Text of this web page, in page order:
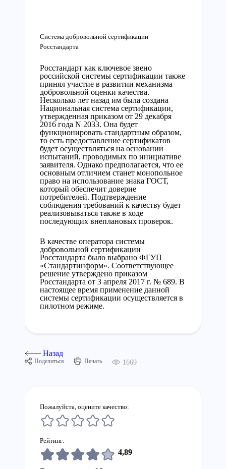
Система добровольной сертификации
Росстандарта
Росстандарт как ключевое звено
российской системы сертификации также
принял участие в развитии механизма
добровольной оценки качества.
Несколько лет назад им была создана
Национальная система сертификации,
утвержденная приказом от 29 декабря
2016 года N 2033. Она будет
функционировать стандартным образом,
то есть предоставление сертификатов
будет осуществляться на основании
испытаний, проводимых по инициативе
заявителя. Однако предполагается, что ее
основным отличием станет монопольное
право на использование знака ГОСТ,
который обеспечит доверие
потребителей. Подтверждение
соблюдения требований к качеству будет
реализовываться также в ходе
последующих внеплановых проверок.
В качестве оператора системы
добровольной сертификации
Росстандарта было выбрано ФГУП
«Стандартинформ». Соответствующее
решение утверждено приказом
Росстандарта от 3 апреля 2017 г. № 689. В
настоящее время применение данной
системы сертификации осуществляется в
пилотном режиме.
Назад
Поделиться Печать 1669
Пожалуйста, оцените качество:
Рейтинг:
4,89